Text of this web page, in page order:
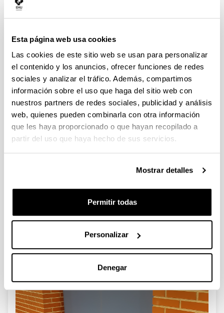
Esta página web usa cookies
Las cookies de este sitio web se usan para personalizar
el contenido y los anuncios, ofrecer funciones de redes
sociales y analizar el tráfico. Además, compartimos
información sobre el uso que haga del sitio web con
nuestros partners de redes sociales, publicidad y análisis
web, quienes pueden combinarla con otra información
que les haya proporcionado o que hayan recopilado a
partir del uso que haya hecho de sus servicios.
Mostrar detalles
Permitir todas
Personalizar
Denegar
Participación/Colaboración
: si quieres colaborar en
esta iniciativa (en la EIVG o en cualquier otro centro
UPV/EHU, o en un centro externo) envia un email a
xabier.basogain@ehu.eus
Wall Drawing 2021.Athína
Galería de imágenes